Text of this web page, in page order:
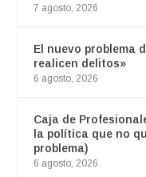
7 agosto, 2026
El nuevo problema
realicen delitos»
6 agosto, 2026
Caja de
la política que no
problema)
6 agosto, 2026